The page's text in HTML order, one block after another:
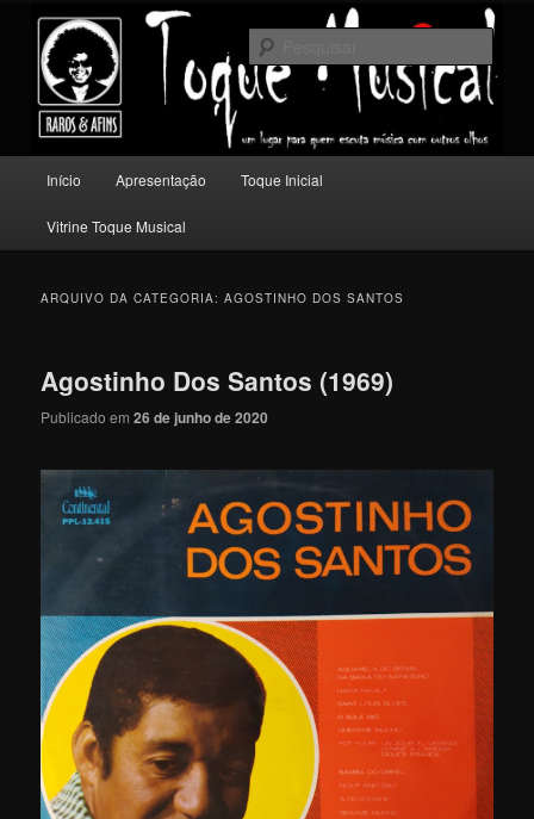
conteúdo
principal
conteúdo
secundário
Toque Musical
Um lugar para quem escuta música com outros olhos.
principal
Início Apresentação Toque Inicial
Vitrine Toque Musical
ARQUIVO DA CATEGORIA:AGOSTINHO DOS SANTOS
Agostinho Dos Santos (1969)
Publicado em26 de junho de 2020